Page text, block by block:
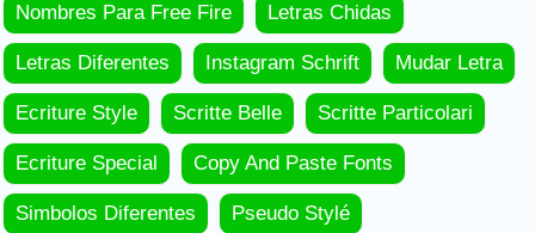
Nombres Para Free Fire Letras Chidas
Letras Diferentes Instagram Schrift Mudar Letra
Ecriture Style Scritte Belle Scritte Particolari
Ecriture Special Copy And Paste Fonts
Simbolos Diferentes Pseudo Stylé